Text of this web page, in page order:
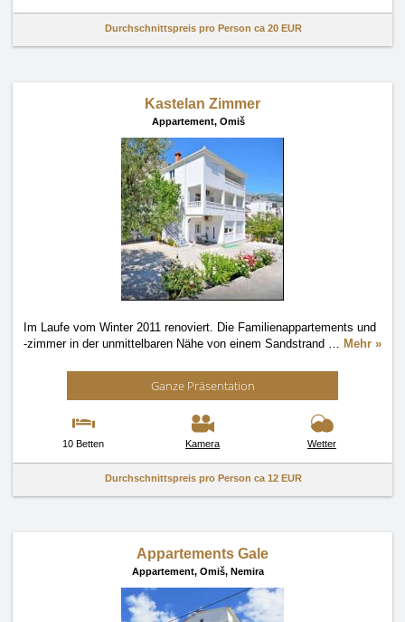
Durchschnittspreis pro Person ca 20 EUR
Kastelan Zimmer
Appartement, Omiš
Im Laufe vom Winter 2011 renoviert. Die Familienappartements und
-zimmer in der unmittelbaren Nähe von einem Sandstrand … Mehr »
Ganze Präsentation
10 Betten Kamera Wetter
Durchschnittspreis pro Person ca 12 EUR
Appartements Gale
Appartement, Omiš, Nemira